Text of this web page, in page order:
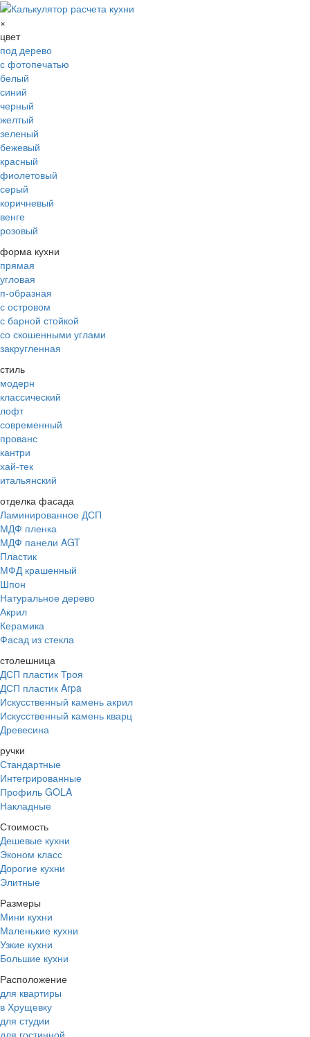
×
цвет
под дерево
с фотопечатью
белый
синий
черный
желтый
зеленый
бежевый
красный
фиолетовый
серый
коричневый
венге
розовый
форма кухни
прямая
угловая
п-образная
с островом
с барной стойкой
со скошенными углами
закругленная
стиль
модерн
классический
лофт
современный
прованс
кантри
хай-тек
итальянский
отделка фасада
Ламинированное ДСП
МДФ пленка
МДФ панели AGT
Пластик
МФД крашенный
Шпон
Натуральное дерево
Акрил
Керамика
Фасад из стекла
столешница
ДСП пластик Троя
ДСП пластик Arpa
Искусственный камень акрил
Искусственный камень кварц
Древесина
ручки
Стандартные
Интегрированные
Профиль GOLA
Накладные
Стоимость
Дешевые кухни
Эконом класс
Дорогие кухни
Элитные
Размеры
Мини кухни
Маленькие кухни
Узкие кухни
Большие кухни
Расположение
для квартиры
в Хрущевку
для студии